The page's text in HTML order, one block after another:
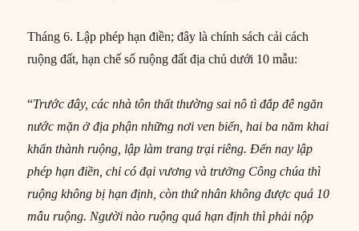
Tháng 6. Lập phép hạn điền; đây là chính sách cải cách
ruộng đất, hạn chế số ruộng đất địa chủ dưới 10 mẫu:
“Trước đây, các nhà tôn thất thường sai nô tì đắp đê ngăn
nước mặn ở địa phận những nơi ven biển, hai ba năm khai
khẩn thành ruộng, lập làm trang trại riêng. Đến nay lập
phép hạn điền, chỉ có đại vương và trưởng Công chúa thì
ruộng không bị hạn định, còn thứ nhân không được quá 10
mẫu ruộng. Người nào ruộng quá hạn định thì phải nộp